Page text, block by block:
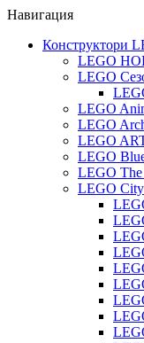
Навигация
Конструктори
LEGO
LEGO
LEGO
LEGO
LEGO
LEGO
LEGO The
LEGO City